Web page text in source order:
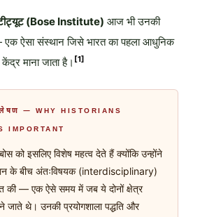
(Bose Institute) आज भी उनकी
एक ऐसा संस्थान जिसे भारत का पहला आधुनिक
माना जाता है। [1]
— WHY HISTORIANS
IMPORTANT
बोस को इसलिए विशेष महत्व देते हैं क्योंकि उन्होंने
के बीच अंतःविषयक (interdisciplinary)
की — एक ऐसे समय में जब ये दोनों क्षेत्र
थे। उनकी प्रयोगशाला पद्धति और